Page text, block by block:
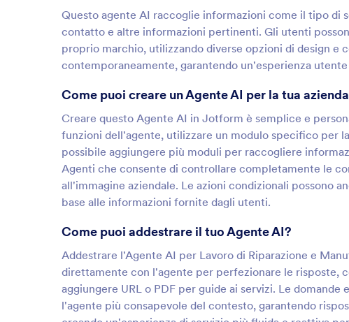
Questo agente AI raccoglie informazioni come il tipo di
contatto e altre informazioni pertinenti. Gli utenti
proprio marchio, utilizzando diverse opzioni di design
contemporaneamente, garantendo un'esperienza
Come puoi creare un Agente AI per la tua
Creare questo Agente AI in Jotform è semplice e
funzioni dell'agente, utilizzare un modulo specifico per
possibile aggiungere più moduli per raccogliere
Agenti che consente di controllare completamente le
all'immagine aziendale. Le azioni condizionali possono
base alle informazioni fornite dagli utenti.
Come puoi addestrare il tuo Agente AI?
Addestrare l'Agente AI per Lavoro di Riparazione e
direttamente con l'agente per perfezionare le risposte,
aggiungere URL o PDF per guide ai servizi. Le
l'agente più consapevole del contesto, garantendo